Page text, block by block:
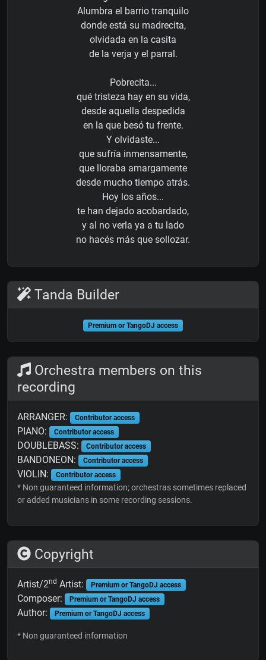
Alumbra el barrio tranquilo
donde está su madrecita,
olvidada en la casita
de la verja y el parral.
Pobrecita...
qué tristeza hay en su vida,
desde aquella despedida
en la que besó tu frente.
Y olvidaste...
que sufría inmensamente,
que lloraba amargamente
desde mucho tiempo atrás.
Hoy los años...
te han dejado acobardado,
y al no verla ya a tu lado
no hacés más que sollozar.
Tanda Builder
Premium or TangoDJ access
Orchestra members on this
recording
ARRANGER: Contributor access
PIANO: Contributor access
DOUBLEBASS: Contributor access
BANDONEON: Contributor access
VIOLIN: Contributor access
* Non guaranteed information; orchestras sometimes replaced
or added musicians in some recording sessions.
Copyright
Artist/2nd Artist: Premium or TangoDJ access
Composer: Premium or TangoDJ access
Author: Premium or TangoDJ access
* Non guaranteed information